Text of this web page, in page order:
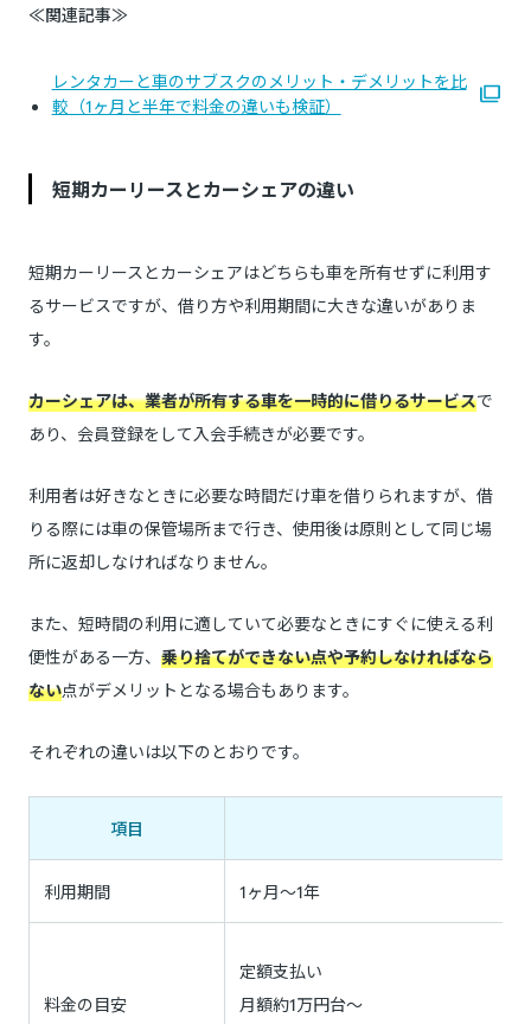
≪関連記事≫
レンタカーと車のサブスクのメリット・デメリットを比
較（1ヶ月と半年で料金の違いも検証）
短期カーリースとカーシェアの違い
短期カーリースとカーシェアはどちらも車を所有せずに利用す
るサービスですが、借り方や利用期間に大きな違いがありま
す。
カーシェアは、業者が所有する車を一時的に借りるサービスで
あり、会員登録をして入会手続きが必要です。
利用者は好きなときに必要な時間だけ車を借りられますが、借
りる際には車の保管場所まで行き、使用後は原則として同じ場
所に返却しなければなりません。
また、短時間の利用に適していて必要なときにすぐに使える利
便性がある一方、 乗り捨てができない点や予約しなければなら
ない点がデメリットとなる場合もあります。
それぞれの違いは以下のとおりです。
項目
利用期間 1ヶ月～1年
料金の目安
定額支払い
月額約1万円台～